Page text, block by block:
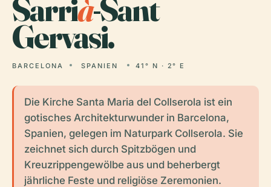
Sarrià-Sant
Gervasi.
BARCELONA SPANIEN 41° N · 2° E
Die Kirche Santa Maria del Collserola ist ein
gotisches Architekturwunder in Barcelona,
Spanien, gelegen im Naturpark Collserola. Sie
zeichnet sich durch Spitzbögen und
Kreuzrippengewölbe aus und beherbergt
jährliche Feste und religiöse Zeremonien.